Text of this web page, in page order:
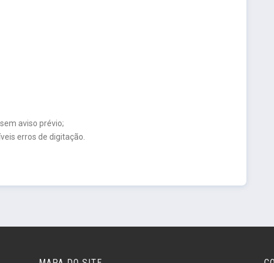
aviso prévio;
erros de digitação.